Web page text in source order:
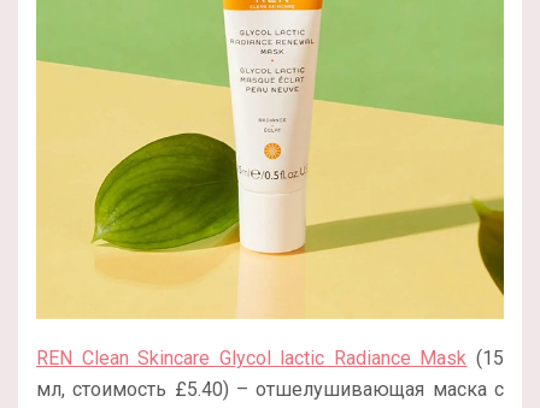
REN Clean Skincare Glycol lactic Radiance Mask (15
мл, стоимость £5.40) – отшелушивающая маска с